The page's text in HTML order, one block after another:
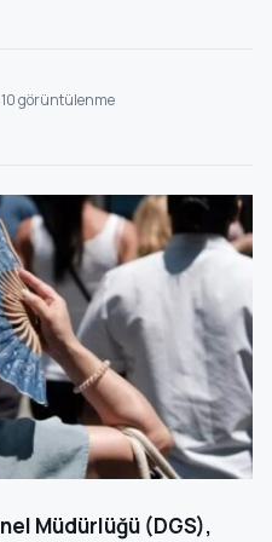
10 görüntülenme
Müdürlüğü (DGS),